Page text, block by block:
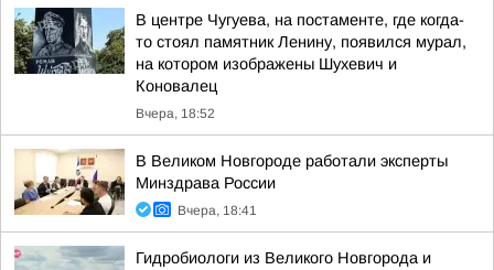
В центре Чугуева, на постаменте, где когда-
то стоял памятник Ленину, появился мурал,
на котором изображены Шухевич и
Коновалец
Вчера, 18:52
В Великом Новгороде работали эксперты
Минздрава России
Вчера, 18:41
Гидробиологи из Великого Новгорода и